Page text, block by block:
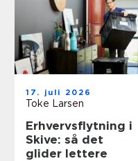
17. juli 2026
Toke Larsen
Erhvervsflytning i
Skive: så det
glider lettere